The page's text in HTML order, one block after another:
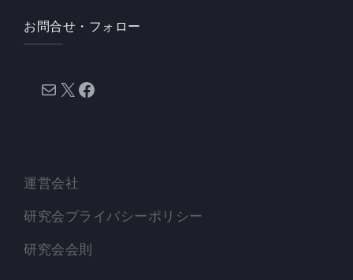
お問合せ・フォロー
メール X Facebook
運営会社
研究会プライバシーポリシー
研究会会則